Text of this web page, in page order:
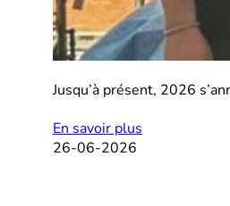
Jusqu’à présent, 2026
En savoir plus
26-06-2026